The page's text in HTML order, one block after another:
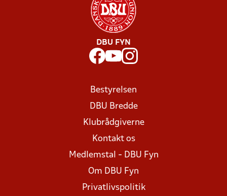
DBU FYN
Bestyrelsen
DBU Bredde
Klubrådgiverne
Kontakt os
Medlemstal - DBU Fyn
Om DBU Fyn
Privatlivspolitik